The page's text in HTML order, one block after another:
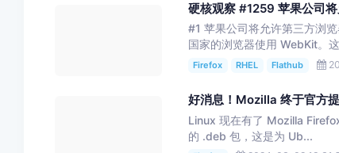
硬核观察 #1259 苹果公司
#1 苹果公司将允许第三方浏
国家的浏览器使用 WebKit。
Firefox RHEL Flathub
好消息！Mozilla 终于官方
Linux 现在有了 Mozilla
的 .deb 包，这是为 Ub...